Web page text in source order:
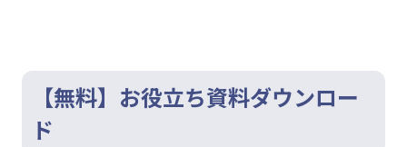
【無料】お役立ち資料ダウンロー
ド